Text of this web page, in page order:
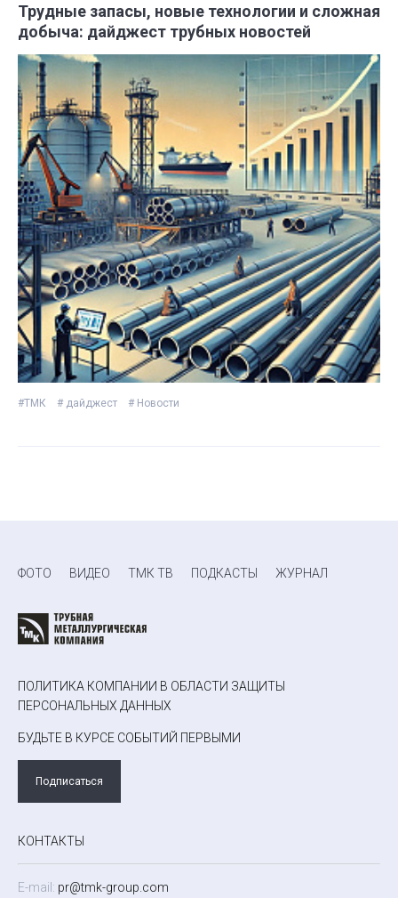
Трудные запасы, новые технологии и сложная
добыча: дайджест трубных новостей
#ТМК # дайджест # Новости
ФОТО ВИДЕО ТМК ТВ ПОДКАСТЫ ЖУРНАЛ
ПОЛИТИКА КОМПАНИИ В ОБЛАСТИ ЗАЩИТЫ
ПЕРСОНАЛЬНЫХ ДАННЫХ
БУДЬТЕ В КУРСЕ СОБЫТИЙ ПЕРВЫМИ
Подписаться
КОНТАКТЫ
E-mail: pr@tmk-group.com